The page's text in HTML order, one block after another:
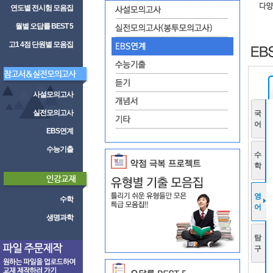
연도별 전시험 모음집
월별 오답률 BEST 5
고1 4점 단원별 모음집
사설모의고사
실전모의고사
EBS연계
수능기출
수학
생명과학
국
어
수
학
영
어
탐
구